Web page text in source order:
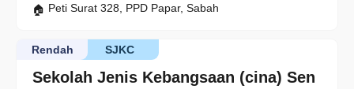
Peti Surat 328, PPD Papar, Sabah
Sekolah Jenis Kebangsaan (cina) Sen
SJKC
Rendah